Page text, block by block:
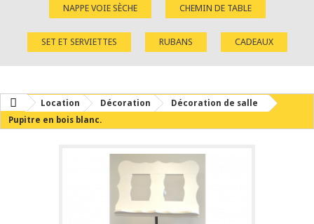
NAPPE VOIE SÈCHE CHEMIN DE TABLE
SET ET SERVIETTES RUBANS CADEAUX
Location Décoration
Décoration de salle
Pupitre en bois blanc.